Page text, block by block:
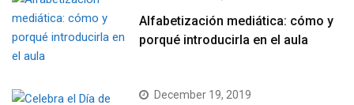
Alfabetización mediática: cómo y
porqué introducirla en el aula
December 19, 2019